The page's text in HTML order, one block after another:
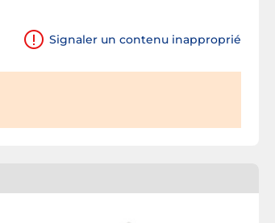
Signaler un contenu inapproprié